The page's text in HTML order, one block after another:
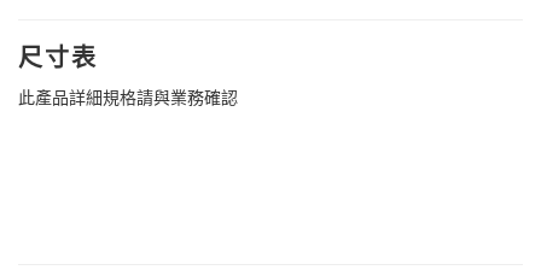
尺寸表
此產品詳細規格請與業務確認